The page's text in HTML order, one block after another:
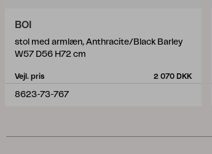
BOI
stol med armlæn, Anthracite/Black Barley
W57 D56 H72 cm
Vejl. pris 2 070 DKK
8623-73-767